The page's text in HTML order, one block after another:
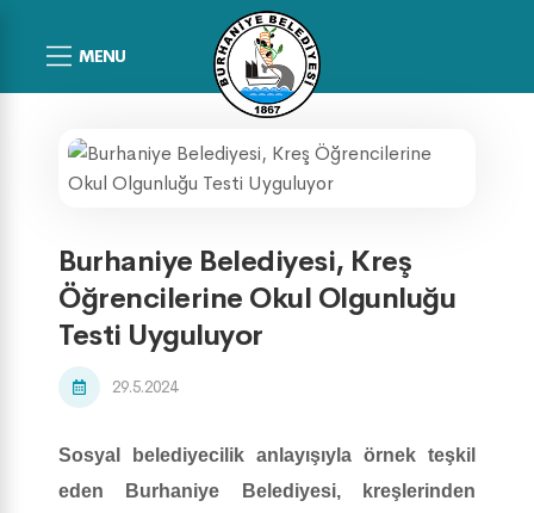
MENU
Burhaniye Belediyesi, Kreş
Öğrencilerine Okul Olgunluğu
Testi Uyguluyor
29.5.2024
Sosyal belediyecilik anlayışıyla örnek teşkil
eden Burhaniye Belediyesi, kreşlerinden